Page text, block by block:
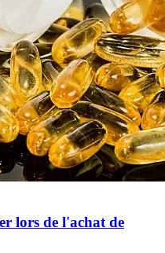
lors de l'achat de